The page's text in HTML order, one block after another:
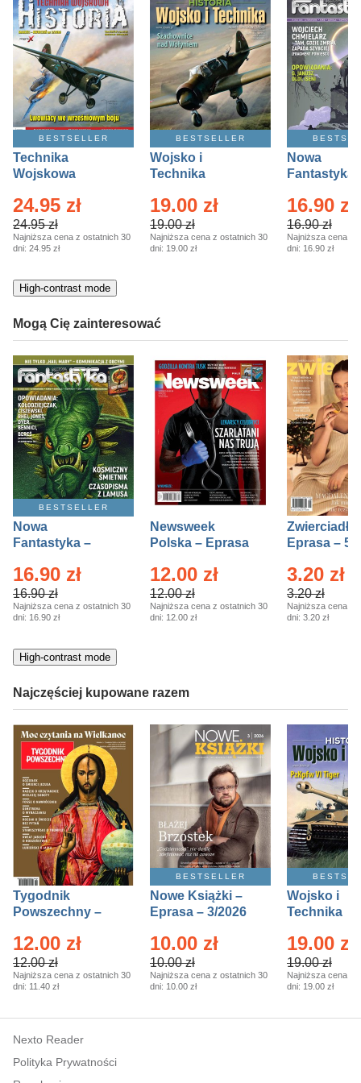
polityka, społeczno-informacyjne
psychologiczne
inne
popularno-naukowe
historia
zdrowie
religie
BESTSELLER
Technika
Wojskowa
– 2/2026
24.95 zł
24.95 zł
Najniższa cena z ostatnich 30
dni: 24.95 zł
BESTSELLER
Wojsko i
Technika
Specjalne –
Eprasa – 2/2026
19.00 zł
19.00 zł
Najniższa cena z ostatnich 30
dni: 19.00 zł
Nowa
Fantastyka
16.90 zł
16.90 zł
Najniższa cena z
dni: 16.90 zł
High-contrast mode
Mogą Cię zainteresować
BESTSELLER
Nowa
Fantastyka –
16.90 zł
16.90 zł
Najniższa cena z ostatnich 30
dni: 16.90 zł
Newsweek
Polska – Eprasa
12.00 zł
12.00 zł
Najniższa cena z ostatnich 30
dni: 12.00 zł
Zwierciadło
Eprasa – 5/
3.20 zł
3.20 zł
Najniższa cena z
dni: 3.20 zł
High-contrast mode
Najczęściej kupowane razem
Tygodnik
Powszechny –
12.00 zł
12.00 zł
Najniższa cena z ostatnich 30
dni: 11.40 zł
BESTSELLER
Nowe Książki –
Eprasa – 3/2026
10.00 zł
10.00 zł
Najniższa cena z ostatnich 30
dni: 10.00 zł
Wojsko i
Technika
– 2/2026
19.00 zł
19.00 zł
Najniższa cena z
dni: 19.00 zł
Nexto Reader
Polityka Prywatności